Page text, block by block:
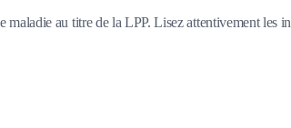
au titre de la LPP. Lisez attentivement les